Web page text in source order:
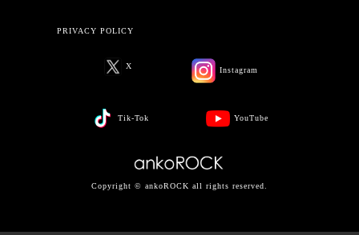
PRIVACY POLICY
X Instagram
Tik-Tok YouTube
Copyright © ankoROCK all rights reserved.